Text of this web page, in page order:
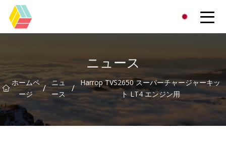
ニュース
ホームペ
ージ
/
ニュ
ース
/
Harrop TVS2650 スーパーチャージャーキッ
ト LT4 エンジン用